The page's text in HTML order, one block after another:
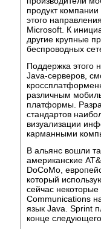
продукт
этого
Microsoft. К
другие крупные
беспроводных
Поддержка этого
Java-серверов,
различным
платформы.
стандартов
визуализации
карманными
В альянс вошли
американские
DoCoMo,
который
сейчас
Communications
язык Java. Sprint
конце